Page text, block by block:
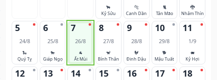
🐂
Kỷ Sửu
🐅
Canh Dần
🐈
Tân Mão
🐉
Nhâm Thìn
5
24/8
🐍
Quý Tỵ
6
25/8
🐎
Giáp Ngọ
7
26/8
🐐
Ất Mùi
8
27/8
🐒
Bính Thân
9
28/8
🐓
Đinh Dậu
10
29/8
🐕
Mậu Tuất
11
1/9
🐖
Kỷ Hợi
12 13 14 15 16 17 18